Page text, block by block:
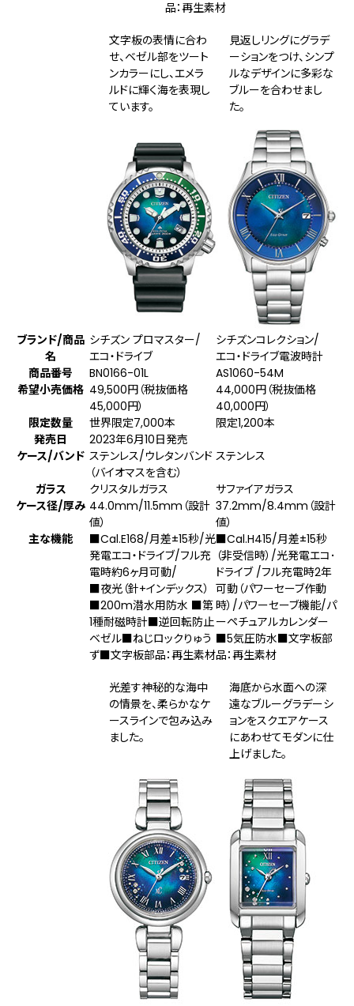
品：再生素材
文字板の表情に合わ
せ、ベゼル部をツート
ンカラーにし、エメラ
ルドに輝く海を表現し
ています。
見返しリングにグラデ
ーションをつけ、シンプ
ルなデザインに多彩な
ブルーを合わせまし
た。
ブランド/商品
名
シチズン プロマスター/
エコ・ドライブ
シチズンコレクション/
エコ・ドライブ電波時計
商品番号
BN0166-01L
AS1060-54M
希望小売価格 49,500円（税抜価格
45,000円）
44,000円（税抜価格
40,000円）
限定数量
世界限定7,000本
限定1,200本
発売日
2023年6月10日発売
ケース/バンド ステンレス/ウレタンバンド
（バイオマスを含む）
ステンレス
ガラス クリスタルガラス
サファイアガラス
ケース径/厚み 44.0mm/11.5mm（設計
値）
37.2mm/8.4mm（設計
値）
主な機能
■Cal.E168/月差±15秒/光
発電エコ・ドライブ/フル充
電時約6ヶ月可動/
■夜光（針+インデックス）
■200m潜水用防水 ■第
1種耐磁時計■逆回転防止
ベゼル■ねじロックりゅう
ず■文字板部品：再生素材
■Cal.H415/月差±15秒
（非受信時）/光発電エコ･
ドライブ /フル充電時2年
可動（パワーセーブ作動
時）/パワーセーブ機能/パ
ーペチュアルカレンダー
■5気圧防水■文字板部
品：再生素材
光差す神秘的な海中
の情景を、柔らかなケ
ースラインで包み込み
ました。
海底から水面への深
遠なブルーグラデーシ
ョンをスクエアケース
にあわせてモダンに仕
上げました。